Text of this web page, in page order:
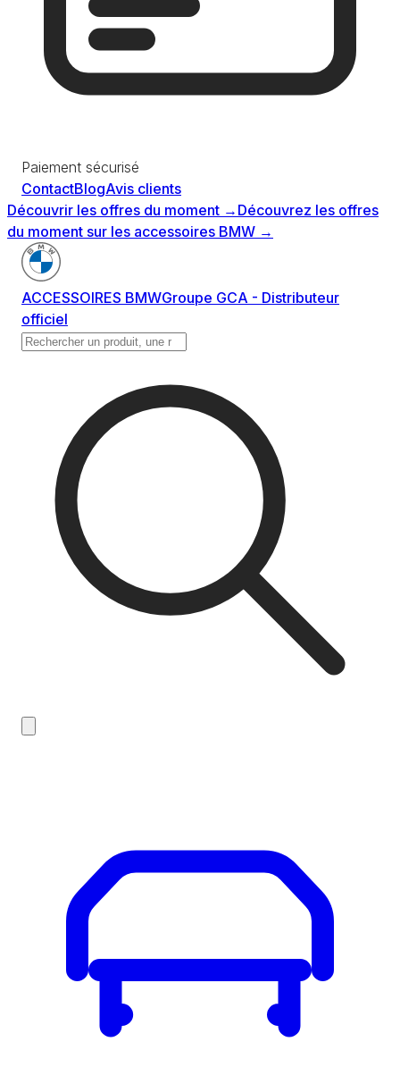
Paiement sécurisé
ContactBlogAvis clients
Découvrir les offres du moment → Découvrez les offres
du moment sur les accessoires BMW →
ACCESSOIRES BMWGroupe GCA - Distributeur
officiel